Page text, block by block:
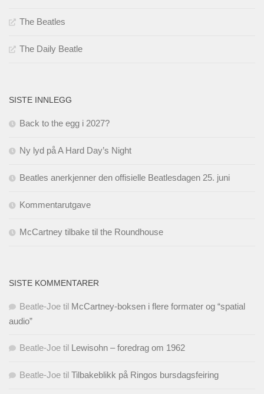
The Beatles
The Daily Beatle
SISTE INNLEGG
Back to the egg i 2027?
Ny lyd på A Hard Day’s Night
Beatles anerkjenner den offisielle Beatlesdagen 25. juni
Kommentarutgave
McCartney tilbake til the Roundhouse
SISTE KOMMENTARER
Beatle-Joe til McCartney-boksen i flere formater og “spatial
audio”
Beatle-Joe til Lewisohn – foredrag om 1962
Beatle-Joe til Tilbakeblikk på Ringos bursdagsfeiring